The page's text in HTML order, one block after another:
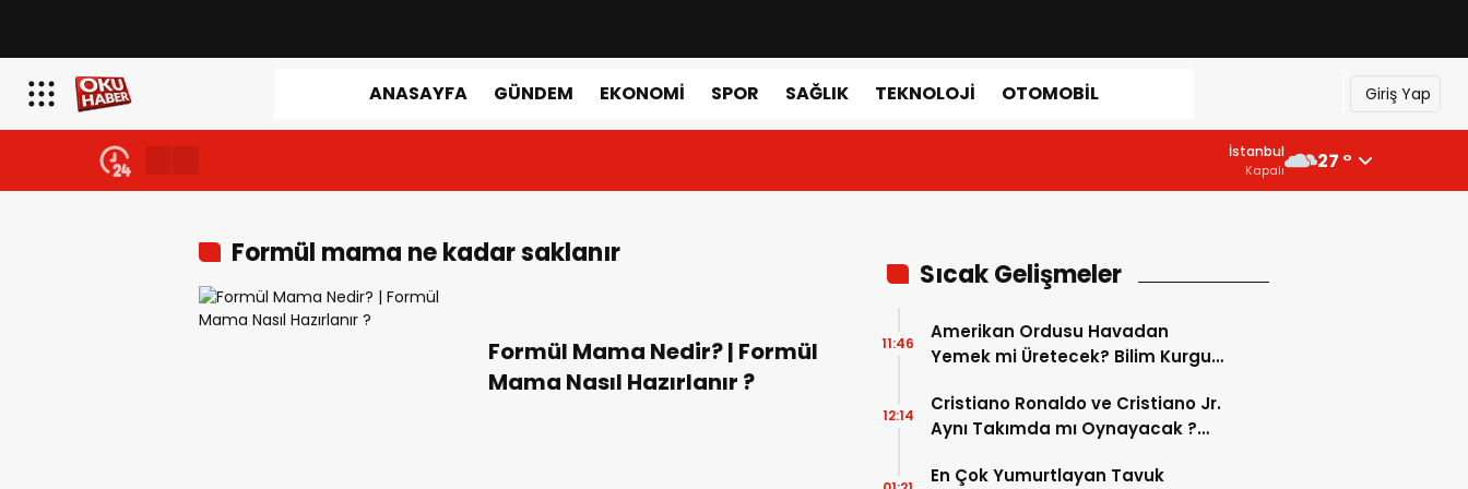
ANASAYFA GÜNDEM EKONOMI SPOR SAĞLIK TEKNOLOJI OTOMOBIL Giriş Yap
İstanbul
Kapalı 27 °
Formül mama ne kadar saklanır
Formül Mama Nedir? | Formül
Mama Nasıl Hazırlanır ?
Sıcak Gelişmeler
Amerikan Ordusu Havadan
Yemek mi Üretecek? Bilim Kurgu
11:46
Cristiano Ronaldo ve Cristiano Jr.
Aynı Takımda mı Oynayacak ?
Dönemimi Başlıyor ?
12:14
En Çok Yumurtlayan Tavuk